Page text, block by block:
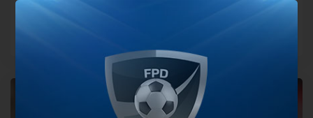
El entrenador del Rojo sigue reviendo su futuro y no se